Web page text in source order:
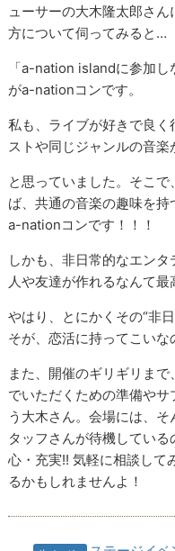
ューサーの大木隆太郎さ
方について伺ってみると…
「a-nation islandに参加
がa-nationコンです。
私も、ライブが好きで良
ストや同じジャンルの音楽
と思っていました。そこ
ば、共通の音楽の趣味を
a-nationコンです！！！
しかも、非日常的なエン
人や友達が作れるなんて最
やはり、とにかくその“非
そが、恋活に持ってこいな
また、開催のギリギリま
でいただくための準備や
う大木さん。会場には、
タッフさんが待機してい
心・充実!! 気軽に相談して
るかもしれませんよ！